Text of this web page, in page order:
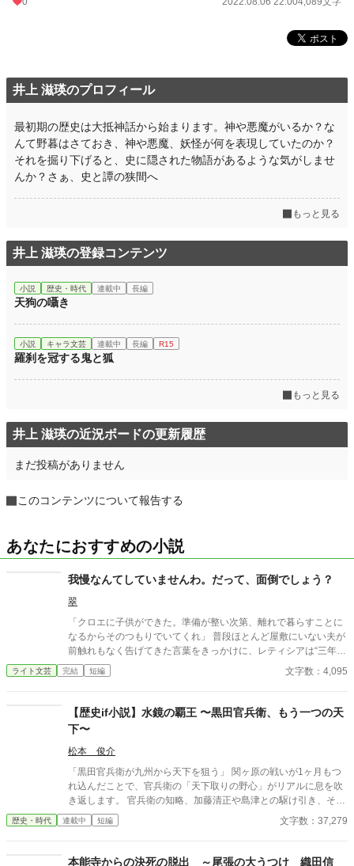
井上 滋瑛のプロフィール
最初期の歴史は大抵神話から始まります。神や悪魔がいるか？な
んて野暮はさておき、神や悪魔、妖怪が何を表現していたのか？
それを掘り下げると、史に隠された物語があるような気がしませ
んか？さぁ、史と譚の狭間へ
もっと見る
井上 滋瑛の登録コンテンツ
小説 歴史・時代 連載中 長編
天狗の囁き
小説 キャラ文芸 連載中 長編 R15
羅刹を冠する鬼と狐
もっと見る
井上 滋瑛の近況ボードの更新履歴
まだ投稿がありません
このコンテンツについて報告する
あなたにおすすめの小説
我慢なんてしていませんわ。だって、面倒でしょう？
翠
「クロエに子供ができた。準備が整い次第、離れで暮らすことに
なるからそのつもりでいてくれ」 普段ほとんど屋敷にいない夫が
前触れもなく告げてきた言葉をきっかけに、レティシアは“三年
間”の契約を終わらせることにした。 赤の他人を屋敷に迎えるこ
とはしない。 不要なものに感情を砕く理由などない。 「だって、
切り捨ててしまいましょう。
ライト文芸 完結 短編 文字数：4,095
【歴史if小説】水鏡の覇王 〜黒田官兵衛、もう一つの天
下〜
松本 俊介
「黒田官兵衛が九州から天下を狙う」 関ヶ原の戦いが1ヶ月もつ
れ込んだことで、官兵衛の「天下取りの野心」がリアルに息を吹
き返します。 官兵衛の知略、加藤清正や島津との駆け引き、そし
て豊臣秀頼を擁した「九州王国」の建国から徳川家康との決戦な
どを歴史if小説としました。続きも掲載予定です。
歴史・時代 連載中 短編 文字数：37,279
本能寺からの決死の脱出 ～尾張の大うつけ 織田信